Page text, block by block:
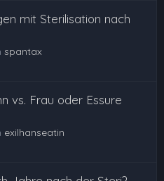
mit Sterilisation nach
spantax
vs. Frau oder Essure
exilhanseatin